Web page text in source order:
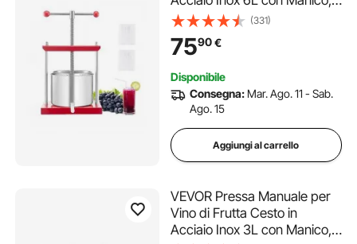
Spremiagrumi Manuale per
Bevande Alcoliche Pressa
per Sidro, Mela, Uva, Tintura,
Casa
(331)
7590€
Disponibile
Consegna: Mar. Ago. 11 - Sab.
Ago. 15
Aggiungi al carrello
VEVOR Pressa Manuale per
Vino di Frutta Cesto in
Acciaio Inox 3L con Manico,